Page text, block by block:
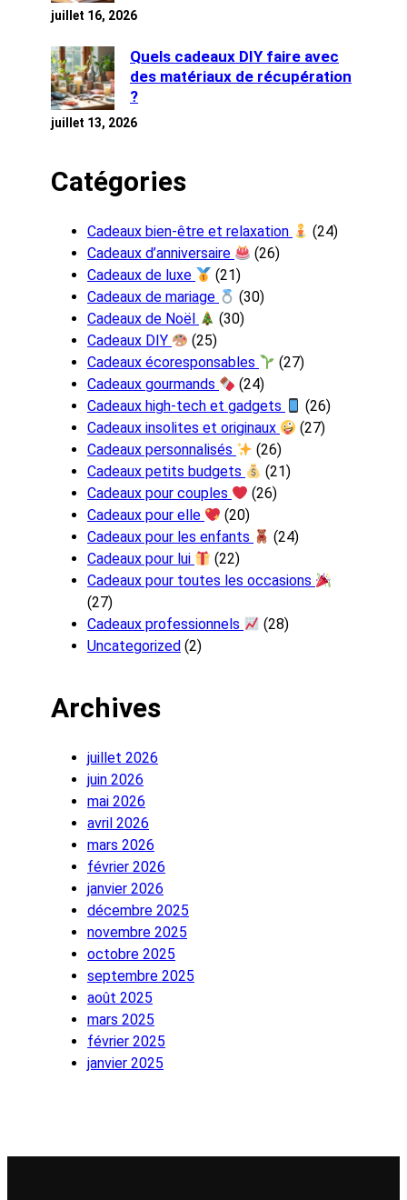
juillet 16, 2026
Quels cadeaux DIY faire avec
des matériaux de récupération
?
juillet 13, 2026
Catégories
Cadeaux bien-être et relaxation
(24)
Cadeaux d’anniversaire
(26)
Cadeaux de luxe
(21)
Cadeaux de mariage
(30)
Cadeaux de Noël
(30)
Cadeaux DIY
(25)
Cadeaux écoresponsables
(27)
Cadeaux gourmands
(24)
Cadeaux high-tech et gadgets
(26)
Cadeaux insolites et originaux
(27)
Cadeaux personnalisés
(26)
Cadeaux petits budgets
(21)
Cadeaux pour couples
(26)
Cadeaux pour elle
(20)
Cadeaux pour les enfants
(24)
Cadeaux pour lui
(22)
Cadeaux pour toutes les occasions
(27)
Cadeaux professionnels
(28)
Uncategorized (2)
Archives
juillet 2026
juin 2026
mai 2026
avril 2026
mars 2026
février 2026
janvier 2026
décembre 2025
novembre 2025
octobre 2025
septembre 2025
août 2025
mars 2025
février 2025
janvier 2025